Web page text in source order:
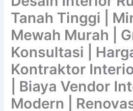
Tanah Tinggi |
Mewah Murah |
Konsultasi |
Kontraktor
| Biaya Vendor
Modern |